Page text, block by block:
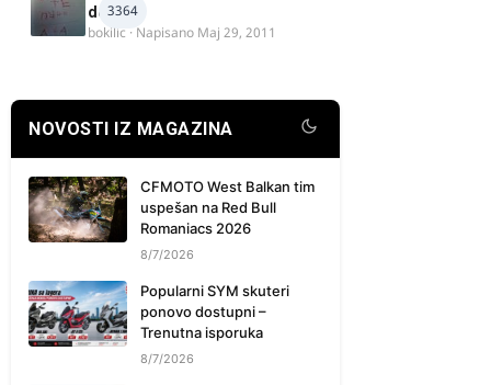
3364
delova
bokilic · Napisano Maj 29, 2011
NOVOSTI IZ MAGAZINA
CFMOTO West Balkan tim
uspešan na Red Bull
Romaniacs 2026
8/7/2026
Popularni SYM skuteri
ponovo dostupni –
Trenutna isporuka
8/7/2026